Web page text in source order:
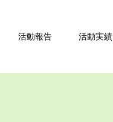
活動報告 活動実績